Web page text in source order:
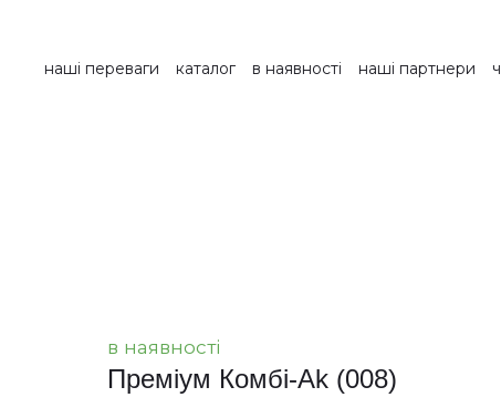
наші переваги каталог в наявності наші партнери
в наявності
Преміум Комбі-Аk (008)